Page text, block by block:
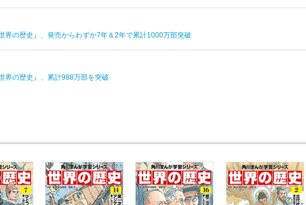
界の歴史』、発売からわずか7年＆2年で累計1000万部突破
界の歴史』、累計988万部を突破